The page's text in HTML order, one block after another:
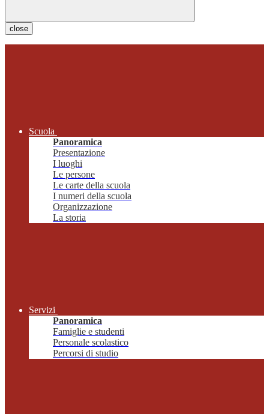
close
Scuola
Panoramica
Presentazione
I luoghi
Le persone
Le carte della scuola
I numeri della scuola
Organizzazione
La storia
Servizi
Panoramica
Famiglie e studenti
Personale scolastico
Percorsi di studio